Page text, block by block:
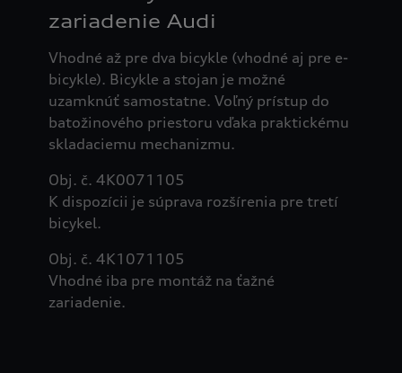
zariadenie Audi
Vhodné až pre dva bicykle (vhodné aj pre e-
bicykle). Bicykle a stojan je možné
uzamknúť samostatne. Voľný prístup do
batožinového priestoru vďaka praktickému
skladaciemu mechanizmu.
Obj. č. 4K0071105
K dispozícii je súprava rozšírenia pre tretí
bicykel.
Obj. č. 4K1071105
Vhodné iba pre montáž na ťažné
zariadenie.